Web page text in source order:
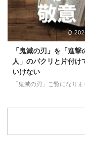
下記に当てはまる場合は出
遠ざかっている1.1 他の社
研修を受けていない＝あな
待値が下がっている1.2 仕
ずっとそれをやっていてく
気にかけてくれる上役、上
ない＝上がるエンジンがな
んな自分がこんな傾向に陥
「鬼滅の刃」を「進撃
人」のパクリと片付け
いけない
「鬼滅の刃」ご覧になりま
はそんなことない、作者
敬意を表したく。稚拙なが